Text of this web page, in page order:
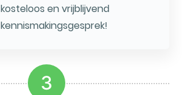
kosteloos en vrijblijvend
kennismakingsgesprek!
3